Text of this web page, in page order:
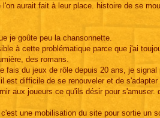
aurait fait à leur place. histoire de se
je goûte peu la chansonnette.
à cette problématique parce que j'ai
des romans.
fais du jeux de rôle depuis 20 ans, je
est difficile de se renouveler et de
aux joueurs ce qu'ils désir pour s'amuser.
une mobilisation du site pour sortie un